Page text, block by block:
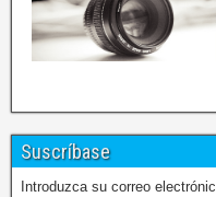
Suscríbase
Introduzca su correo